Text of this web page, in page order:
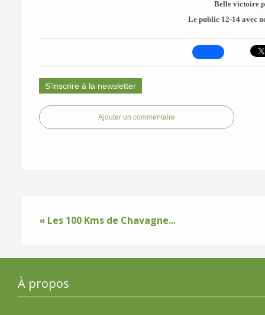
Belle victoire
Le public 12-14 avec
S'inscrire à la newsletter
Ajouter un commentaire
« Les 100 Kms de Chavagne...
À propos